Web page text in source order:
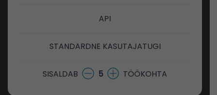
API
STANDARDNE KASUTAJATUGI
SISALDAB 5 TÖÖKOHTA